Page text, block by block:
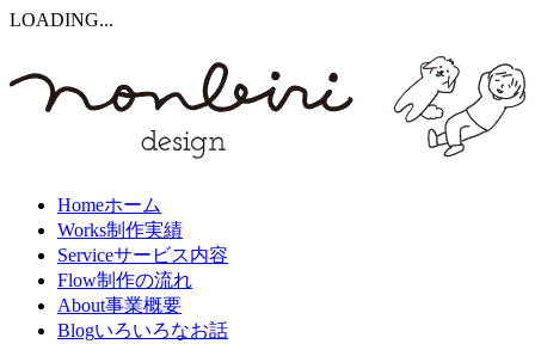
LOADING...
Homeホーム
Works制作実績
Serviceサービス内容
Flow制作の流れ
About事業概要
Blogいろいろなお話